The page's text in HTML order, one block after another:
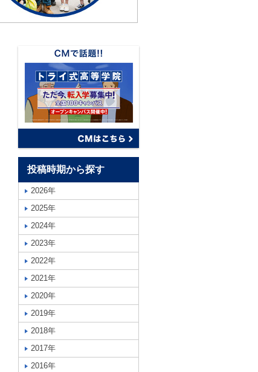
投稿時期から探す
2026年
2025年
2024年
2023年
2022年
2021年
2020年
2019年
2018年
2017年
2016年